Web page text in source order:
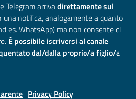
Telegram arrivadirettamente sul
una notifica, analogamente a quanto
es. WhatsApp) ma non consente di
È possibile iscriversi al canale
dal/dalla proprio/a figlio/a
Privacy Policy